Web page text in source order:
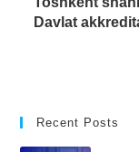
Davlat
Recent Posts